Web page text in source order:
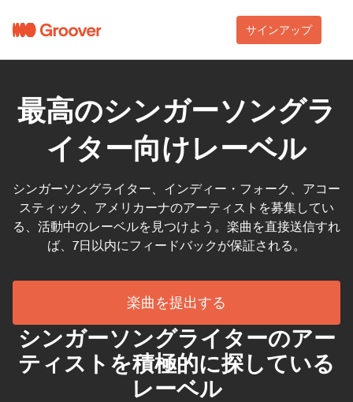
サインアップ
最高のシンガーソングラ
イター向けレーベル
シンガーソングライター、インディー・フォーク、アコー
スティック、アメリカーナのアーティストを募集してい
る、活動中のレーベルを見つけよう。楽曲を直接送信すれ
ば、7日以内にフィードバックが保証される。
楽曲を提出する
シンガーソングライターのアー
ティストを積極的に探している
レーベル